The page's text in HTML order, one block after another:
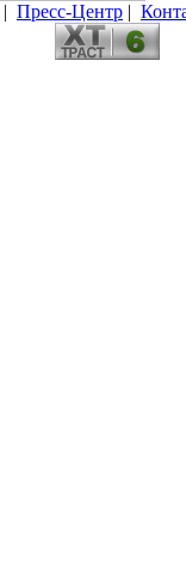
| Пресс-Центр |